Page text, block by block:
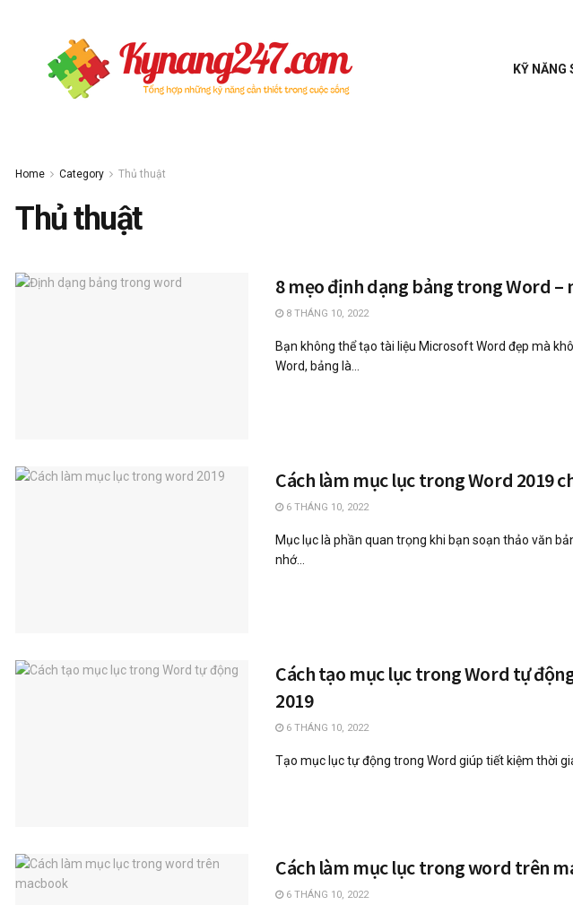
KỸ NĂNG
Home Category Thủ thuật
Thủ thuật
8 mẹo định dạng bảng trong Word –
8 THÁNG 10, 2022
Bạn không thể tạo tài liệu Microsoft Word đẹp mà
Word, bảng là...
Cách làm mục lục trong Word 2019
6 THÁNG 10, 2022
Mục lục là phần quan trọng khi bạn soạn thảo văn
nhớ...
Cách tạo mục lục trong Word tự
2019
6 THÁNG 10, 2022
Tạo mục lục tự động trong Word giúp tiết kiệm thời
Cách làm mục lục trong word trên
6 THÁNG 10, 2022